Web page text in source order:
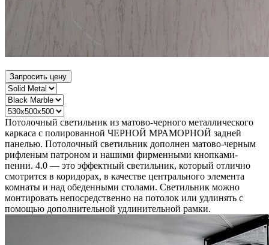
Запросить цену
Потолочный светильник из матово-черного металлического
каркаса с полированной ЧЕРНОЙ МРАМОРНОЙ задней
панелью. Потолочный светильник дополнен матово-черным
рифленым патроном и нашими фирменными кнопками-
пенни. 4.0 — это эффектный светильник, который отлично
смотрится в коридорах, в качестве центрального элемента
комнаты и над обеденными столами. Светильник можно
монтировать непосредственно на потолок или удлинять с
помощью дополнительной удлинительной рамки.